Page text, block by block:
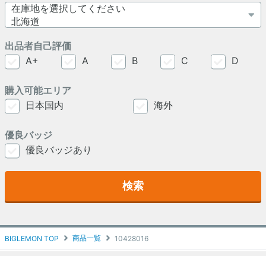
BIGLEMON TOP 商品一覧 10428016
出品者自己評価
A+
A B C D
購入可能エリア
日本国内
海外
優良バッジ
優良バッジあり
検索